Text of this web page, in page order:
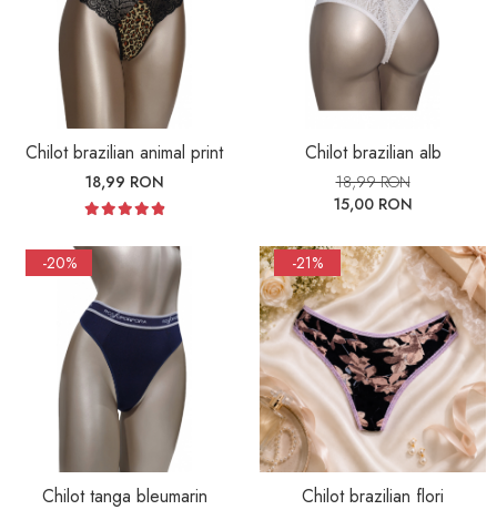
Chilot brazilian animal print
18,99 RON
Chilot brazilian alb
18,99 RON
15,00 RON
-20%
Chilot tanga bleumarin
-21%
Chilot brazilian flori